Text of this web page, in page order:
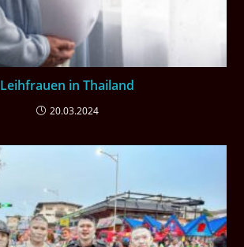
Leihfrauen in Thailand
20.03.2024